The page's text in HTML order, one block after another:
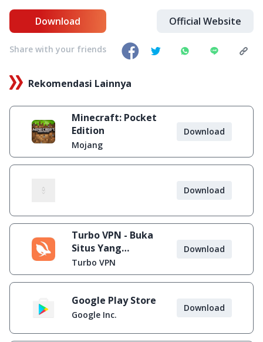
Download Official Website
Share with your friends
Rekomendasi Lainnya
Minecraft: Pocket
Edition
Mojang
Download
Download
Turbo VPN - Buka
Situs Yang
Diblokir
Turbo VPN
Download
Google Play Store
Google Inc.
Download